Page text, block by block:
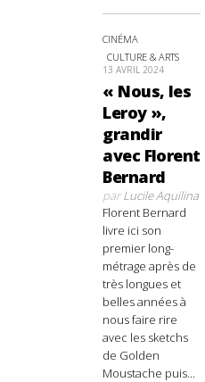
CINÉMA
CULTURE & ARTS
13 AVRIL 2024
« Nous, les
Leroy »,
grandir
avec Florent
Bernard
parLucile Aquilina
Florent Bernard
livre ici son
premier long-
métrage après de
très longues et
belles années à
nous faire rire
avec les sketchs
de Golden
Moustache puis...